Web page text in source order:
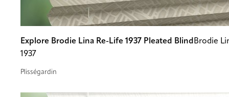
Explore Brodie Lina Re-Life 1937 Pleated Blind Brodie
1937
Plisségardin